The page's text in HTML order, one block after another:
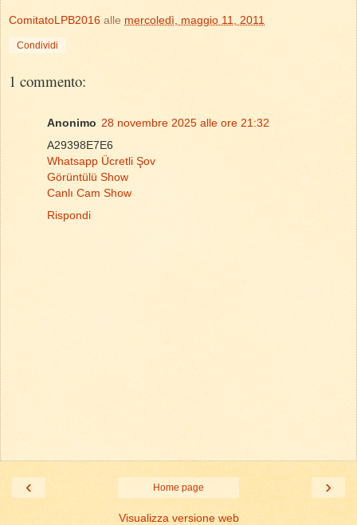
ComitatoLPB2016 alle mercoledì, maggio 11, 2011
Condividi
1 commento:
Anonimo 28 novembre 2025 alle ore 21:32
A29398E7E6
Whatsapp Ücretli Şov
Görüntülü Show
Canlı Cam Show
Rispondi
‹ ›
Home page
Visualizza versione web